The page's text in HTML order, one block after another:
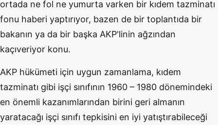
ortada ne fol ne yumurta varken bir kıdem tazminatı
fonu haberi yaptırıyor, bazen de bir toplantıda bir
bakanın ya da bir başka AKP'linin ağzından
kaçıveriyor konu.
AKP hükümeti için uygun zamanlama, kıdem
tazminatı gibi işçi sınıfının 1960 – 1980 dönemindeki
en önemli kazanımlarından birini geri almanın
yaratacağı işçi sınıfı tepkisini en iyi yatıştırabileceği